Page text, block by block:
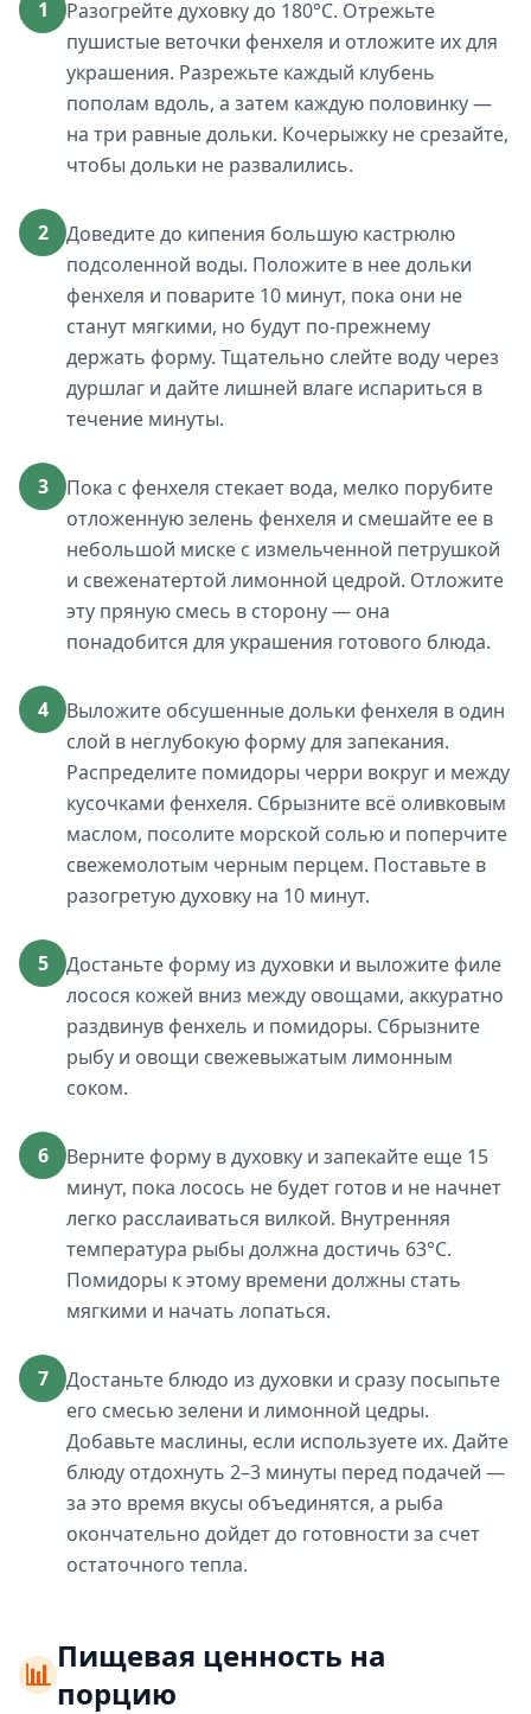
1
Разогрейте духовку до 180°C. Отрежьте
пушистые веточки фенхеля и отложите их для
украшения. Разрежьте каждый клубень
пополам вдоль, а затем каждую половинку —
на три равные дольки. Кочерыжку не срезайте,
чтобы дольки не развалились.
2
Доведите до кипения большую кастрюлю
подсоленной воды. Положите в нее дольки
фенхеля и поварите 10 минут, пока они не
станут мягкими, но будут по-прежнему
держать форму. Тщательно слейте воду через
дуршлаг и дайте лишней влаге испариться в
течение минуты.
3
Пока с фенхеля стекает вода, мелко порубите
отложенную зелень фенхеля и смешайте ее в
небольшой миске с измельченной петрушкой
и свеженатертой лимонной цедрой. Отложите
эту пряную смесь в сторону — она
понадобится для украшения готового блюда.
4
Выложите обсушенные дольки фенхеля в один
слой в неглубокую форму для запекания.
Распределите помидоры черри вокруг и между
кусочками фенхеля. Сбрызните всё оливковым
маслом, посолите морской солью и поперчите
свежемолотым черным перцем. Поставьте в
разогретую духовку на 10 минут.
5
Достаньте форму из духовки и выложите филе
лосося кожей вниз между овощами, аккуратно
раздвинув фенхель и помидоры. Сбрызните
рыбу и овощи свежевыжатым лимонным
соком.
6
Верните форму в духовку и запекайте еще 15
минут, пока лосось не будет готов и не начнет
легко расслаиваться вилкой. Внутренняя
температура рыбы должна достичь 63°C.
Помидоры к этому времени должны стать
мягкими и начать лопаться.
7
Достаньте блюдо из духовки и сразу посыпьте
его смесью зелени и лимонной цедры.
Добавьте маслины, если используете их. Дайте
блюду отдохнуть 2–3 минуты перед подачей —
за это время вкусы объединятся, а рыба
окончательно дойдет до готовности за счет
остаточного тепла.
📊Пищевая ценность на
порцию